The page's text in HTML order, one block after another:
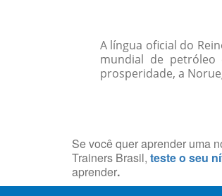
A língua oficial do
mundial de
prosperidade, a
Se você quer aprender uma
Trainers Brasil, teste o seu
aprender.